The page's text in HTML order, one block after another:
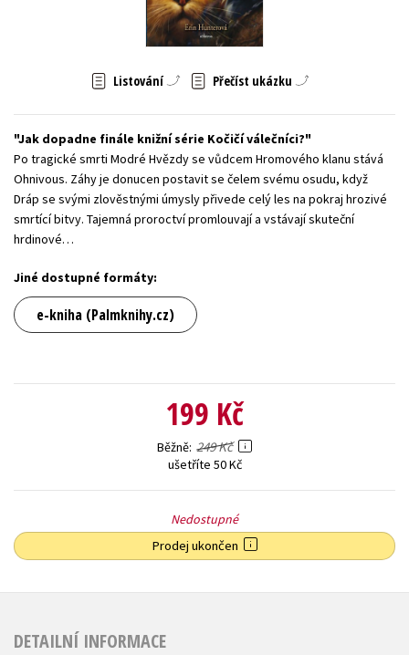
Zahraniční literatura
Listování Přečíst ukázku
Jak dopadne finále knižní série Kočičí válečníci?
Po tragické smrti Modré Hvězdy se vůdcem Hromového klanu stává
Ohnivous. Záhy je donucen postavit se čelem svému osudu, když
Dráp se svými zlověstnými úmysly přivede celý les na pokraj hrozivé
smrtící bitvy. Tajemná proroctví promlouvají a vstávají skuteční
hrdinové…
Jiné dostupné formáty:
e-kniha (Palmknihy.cz)
199 Kč
Běžně 249 Kč
ušetříte 50 Kč
Nedostupné
Prodej ukončen
DETAILNÍ INFORMACE